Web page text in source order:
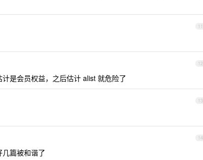
11
12
是会员权益，之后估计 alist 就危险了
13
14
篇被和谐了